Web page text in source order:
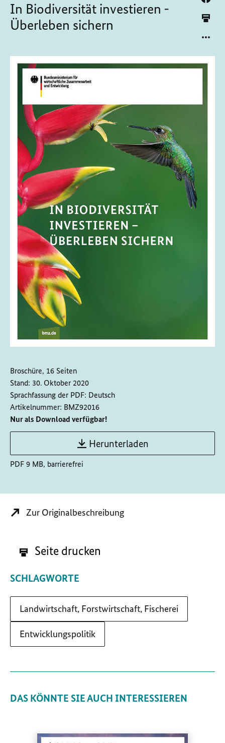
In Biodiversität investieren -
Überleben sichern
Broschüre, 16 Seiten
Stand: 30. Oktober 2020
Sprachfassung der PDF: Deutsch
Artikelnummer: BMZ92016
Nur als Download verfügbar!
Herunterladen
PDF 9 MB, barrierefrei
Zur Originalbeschreibung
Seite drucken
SCHLAGWORTE
Landwirtschaft, Forstwirtschaft, Fischerei
Entwicklungspolitik
DAS KÖNNTE SIE AUCH INTERESSIEREN